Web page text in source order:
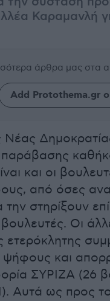
Καραμανλή
άρθρα μας στα
Add Protothema.gr
παράβασης
και οι
από όσες
την στηρίξουν
Οι
και
ΣΥΡΙΖΑ (26
Αυτά ως προς